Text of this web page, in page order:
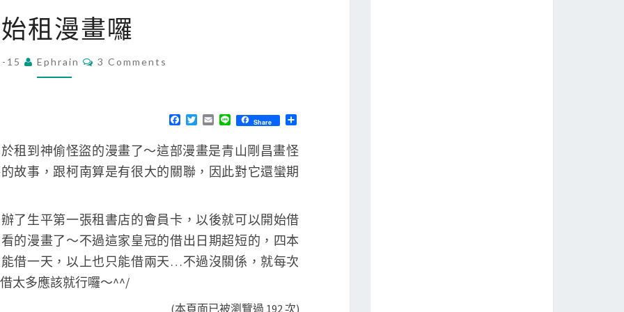
始
漫
租漫畫囉
15 Ephrain
C
3 Comments
F
c
e
b
o
T
i
t
e
E
a
i
l
L
e
Share
分
租到神偷怪盜的漫畫了～這部漫畫是青山剛昌畫怪
故事，跟柯南算是有很大的關聯，因此對它還蠻期
了生平第一張租書店的會員卡，以後就可以開始借
的漫畫了～不過這家皇冠的借出日期超短的，四本
借一天，以上也只能借兩天…不過沒關係，就每次
太多應該就行囉～^^/
(本頁面已被瀏覽過 192 次)